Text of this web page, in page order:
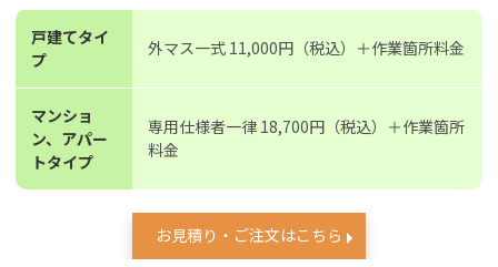
戸建てタイ
プ
外マス一式 11,000円（税込）＋作業箇所料金
マンショ
ン、アパー
トタイプ
専用仕様者一律 18,700円（税込）＋作業箇所
料金
お見積り・ご注文はこちら